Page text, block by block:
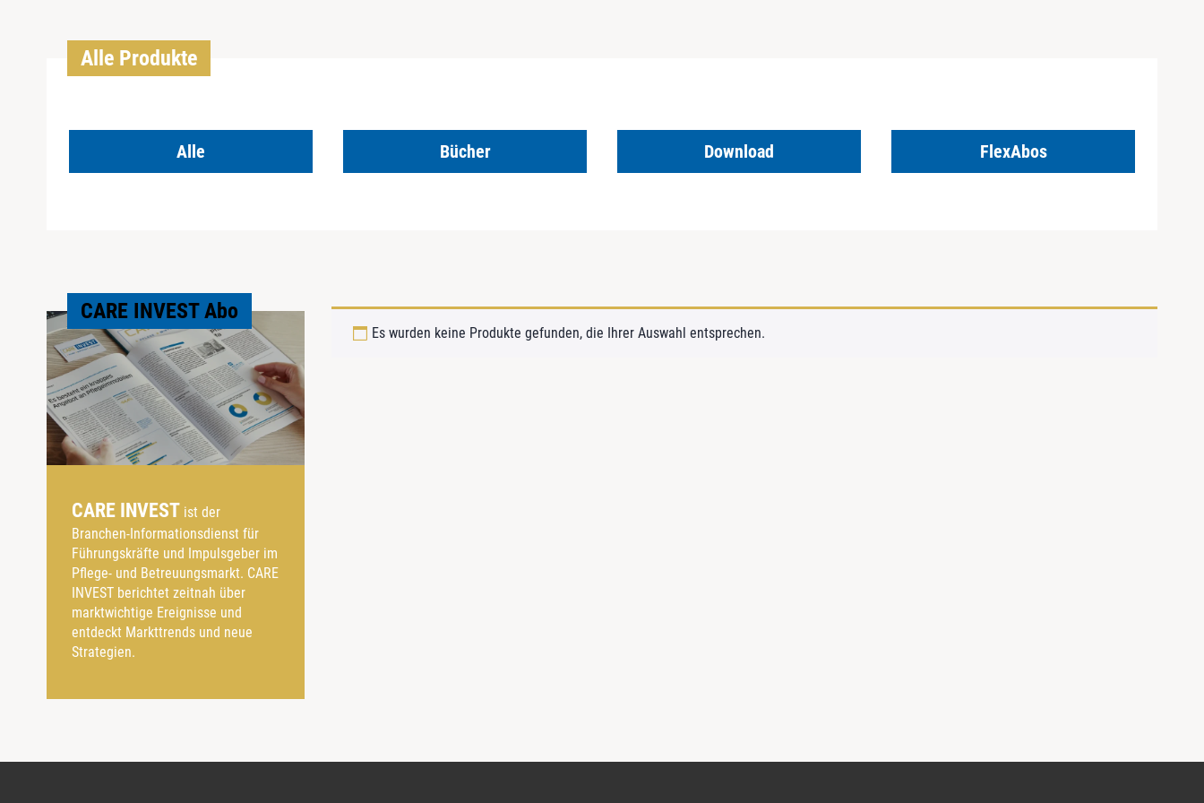
Alle Produkte
Alle Bücher Download FlexAbos
CARE INVEST Abo
CARE INVEST ist der
Branchen-Informationsdienst für
Führungskräfte und Impulsgeber im
Pflege- und Betreuungsmarkt. CARE
INVEST berichtet zeitnah über
marktwichtige Ereignisse und
entdeckt Markttrends und neue
Strategien.
Es wurden keine Produkte gefunden, die Ihrer Auswahl entsprechen.